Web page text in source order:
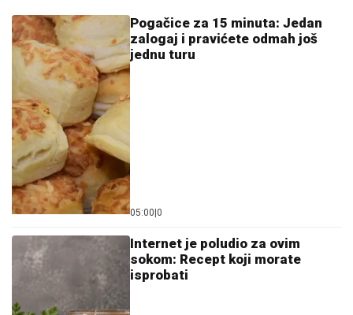
Pogačice za 15 minuta: Jedan
zalogaj i pravićete odmah još
jednu turu
05:00 0
Internet je poludio za ovim
sokom: Recept koji morate
isprobati